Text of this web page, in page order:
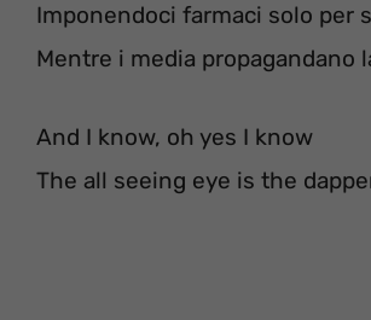
Imponendoci farmaci solo per
Mentre i media propagandano
And I know, oh yes I know
The all seeing eye is the